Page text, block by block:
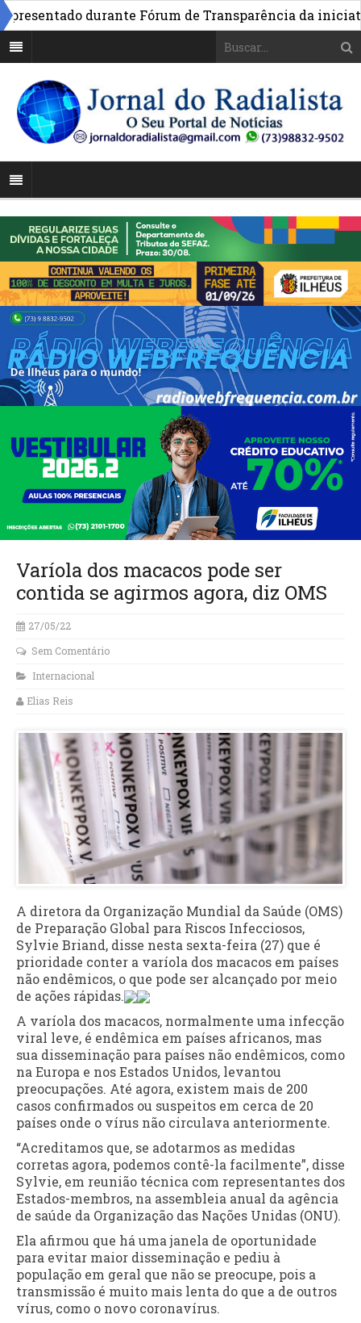
durante Fórum de Transparência da iniciativa
Varíola dos macacos pode ser
contida se agirmos agora, diz OMS
27/05/22
Sem Comentário
Internacional
Elias Reis
A diretora da Organização Mundial da Saúde (OMS)
de Preparação Global para Riscos Infecciosos,
Sylvie Briand, disse nesta sexta-feira (27) que é
prioridade conter a varíola dos macacos em países
não endêmicos, o que pode ser alcançado por meio
de ações rápidas.
A varíola dos macacos, normalmente uma infecção
viral leve, é endêmica em países africanos, mas
sua disseminação para países não endêmicos, como
na Europa e nos Estados Unidos, levantou
preocupações. Até agora, existem mais de 200
casos confirmados ou suspeitos em cerca de 20
países onde o vírus não circulava anteriormente.
“Acreditamos que, se adotarmos as medidas
corretas agora, podemos contê-la facilmente”, disse
Sylvie, em reunião técnica com representantes dos
Estados-membros, na assembleia anual da agência
de saúde da Organização das Nações Unidas (ONU).
Ela afirmou que há uma janela de oportunidade
para evitar maior disseminação e pediu à
população em geral que não se preocupe, pois a
transmissão é muito mais lenta do que a de outros
vírus, como o novo coronavírus.